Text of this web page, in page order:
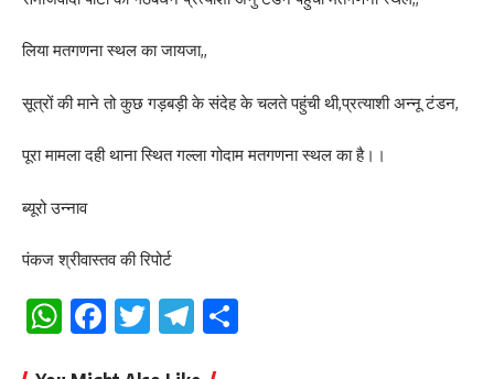
लिया मतगणना स्थल का जायजा,,
सूत्रों की माने तो कुछ गड़बड़ी के संदेह के चलते पहुंची थी,प्रत्याशी अन्नू टंडन,
पूरा मामला दही थाना स्थित गल्ला गोदाम मतगणना स्थल का है।।
ब्यूरो उन्नाव
पंकज श्रीवास्तव की रिपोर्ट
WhatsApp
Facebook
TwitterTelegram